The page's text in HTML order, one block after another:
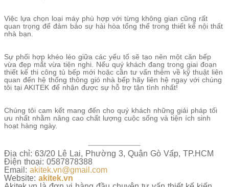
Việc lựa chọn loại máy phù hợp với từng không gian cũng rất
quan trọng để đảm bảo sự hài hòa tổng thể trong thiết kế nội thất
nhà bạn.
Sự phối hợp khéo léo giữa các yếu tố sẽ tạo nên một căn bếp
vừa đẹp mắt vừa tiện nghi. Nếu quý khách đang trong giai đoạn
thiết kế thi công tủ bếp mới hoặc cần tư vấn thêm về kỹ thuật liên
quan đến hệ thống thông gió nhà bếp hãy liên hệ ngay với chúng
tôi tại AKITEK để nhận được sự hỗ trợ tận tình nhất!
Chúng tôi cam kết mang đến cho quý khách những giải pháp tối
ưu nhất nhằm nâng cao chất lượng cuộc sống và tiện ích sinh
hoạt hàng ngày.
Địa chỉ: 63/20 Lê Lai, Phường 3, Quận Gò Vấp, TP.HCM
Điện thoại: 0587878388
Email: akitek.vn@gmail.com
Website: akitek.vn